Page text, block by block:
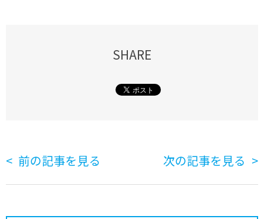
SHARE
前の記事を見る 次の記事を見る